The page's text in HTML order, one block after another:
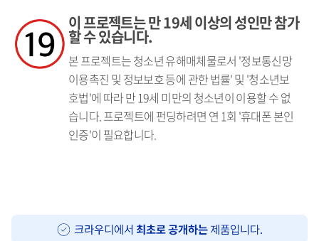
이 프로젝트는 만 19세 이상의 성인만 참가
할 수 있습니다.
본 프로젝트는 청소년 유해매체물로서 '정보통신망
이용촉진 및 정보보호 등에 관한 법률' 및 '청소년보
호법'에 따라 만 19세 미만의 청소년이 이용할 수 없
습니다. 프로젝트에 펀딩하려면 연 1회 '휴대폰 본인
인증'이 필요합니다.